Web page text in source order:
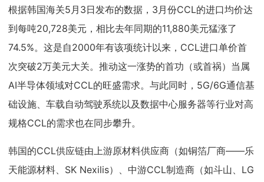
根据韩国海关5月3日发布的数据，3月份CCL的进口均价达
到每吨20,728美元，相比去年同期的11,880美元猛涨了
74.5%。这是自2000年有该项统计以来，CCL进口单价首
次突破2万美元大关。推动这一涨势的首功（或首祸）当属
AI半导体领域对CCL的旺盛需求。与此同时，5G/6G通信基
础设施、车载自动驾驶系统以及数据中心服务器等行业对高
规格CCL的需求也在同步攀升。
韩国的CCL供应链由上游原材料供应商（如铜箔厂商——乐
天能源材料、SK Nexilis）、中游CCL制造商（如斗山、LG